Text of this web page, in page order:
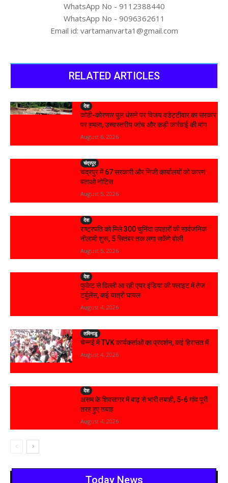
WhatsApp No - 9112388440
WhatsApp No - 9096362611
Email id: vartamanvarta1@gmail.com
RELATED ARTICLES
देश
कोठी-कोरणार पुल धंसने पर विजय वडेट्टीवार का सरकार
पर हमला, उच्चस्तरीय जांच और कड़ी कार्रवाई की मांग
August 6, 2026
चंद्रपूर
चंद्रपुर में 67 सरकारी और निजी कार्यालयों को कारण
बताओ नोटिस
August 5, 2026
देश
राष्ट्रपति को मिले 300 चुनिंदा उपहारों की सार्वजनिक
नीलामी शुरू, 5 सितंबर तक लगा सकेंगे बोली
August 5, 2026
देश
फुकेट से दिल्ली आ रही एयर इंडिया की फ्लाइट में तेज
टर्बुलेंस, कई यात्री घायल
August 4, 2026
तमिनाडु
चेन्नई में TVK कार्यकर्ताओं का प्रदर्शन, कई हिरासत में
August 4, 2026
देश
असम के शिवसागर में बाढ़ से भारी तबाही, 5-6 गांव पूरी
तरह हुए तबाह
August 4, 2026
Today News